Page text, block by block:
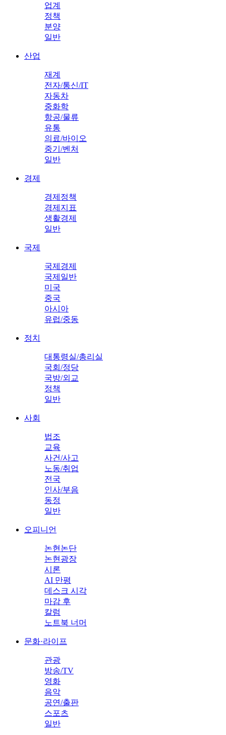
업계
정책
분양
일반
산업
재계
전자/통신/IT
자동차
중화학
항공/물류
유통
의료/바이오
중기/벤처
일반
경제
경제정책
경제지표
생활경제
일반
국제
국제경제
국제일반
미국
중국
아시아
유럽/중동
정치
대통령실/총리실
국회/정당
국방/외교
정책
일반
사회
법조
교육
사건/사고
노동/취업
전국
인사/부음
동정
일반
오피니언
논현논단
논현광장
시론
AI 만평
데스크 시각
마감 후
칼럼
노트북 너머
문화·라이프
관광
방송/TV
영화
음악
공연/출판
스포츠
일반